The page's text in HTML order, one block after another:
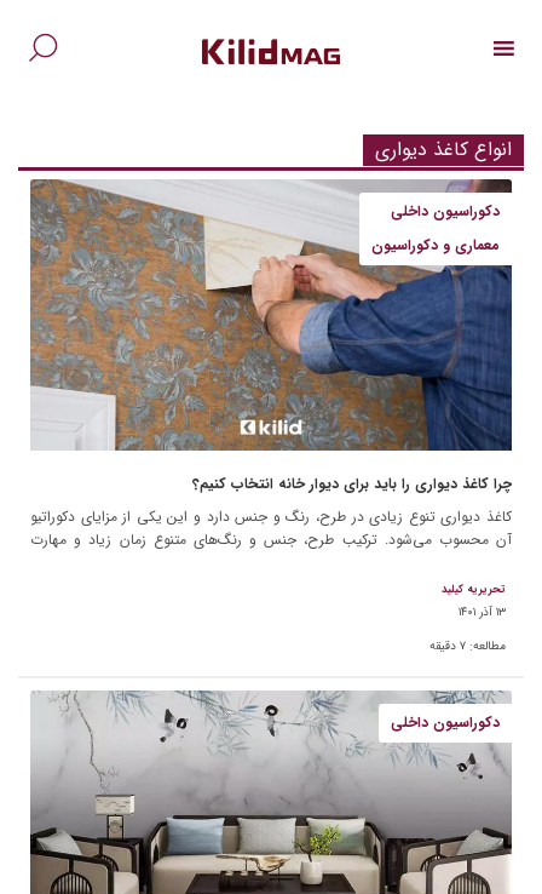
انواع کاغذ دیواری
دکوراسیون داخلی
معماری و دکوراسیون
چرا کاغذ دیواری را باید برای دیوار خانه انتخاب کنیم؟
کاغذ دیواری تنوع زیادی در طرح، رنگ و جنس دارد و این یکی از مزایای دکوراتیو
آن محسوب می‌شود. ترکیب طرح، جنس و رنگ‌های متنوع زمان زیاد و مهارت
تحریریه کیلید
۱۳ آذر ۱۴۰۱
مطالعه: ۷ دقیقه
دکوراسیون داخلی